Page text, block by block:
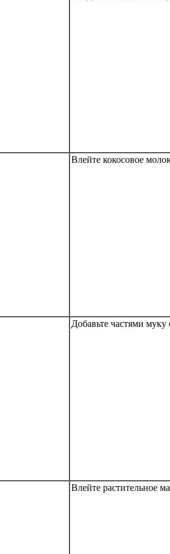
Влейте кокосовое
Добавьте частями
Влейте растительное